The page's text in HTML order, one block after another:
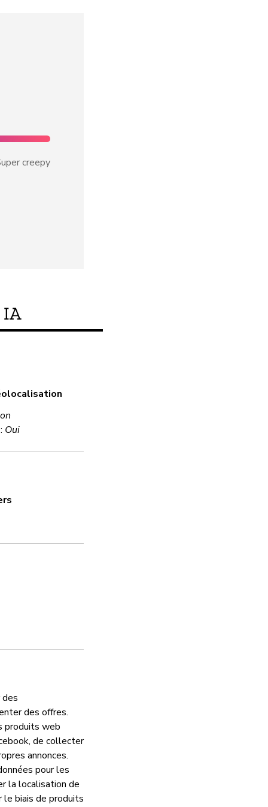
creepy
IA
Oui
des offres.
produits web
de collecter
annonces.
pour les
la localisation de
le biais de produits